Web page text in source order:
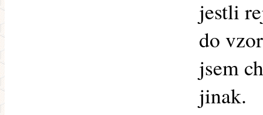
jestli
do
jsem
jinak.